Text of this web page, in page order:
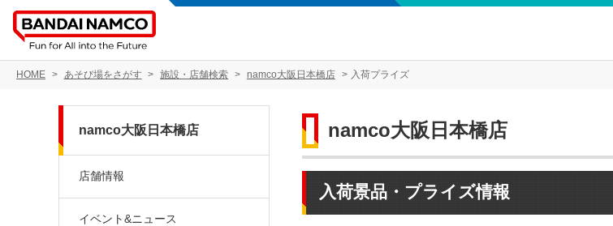
HOME あそび場をさがす 施設・店舗検索 namco大阪日本橋店 入荷プライズ
namco大阪日本橋店
入荷景品・プライズ情報
namco大阪日本橋店
店舗情報
イベント&ニュース